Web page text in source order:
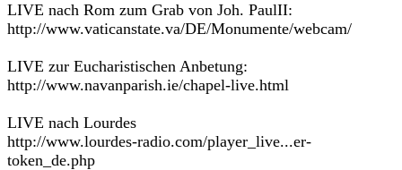
LIVE nach Rom zum Grab von Joh. PaulII:
http://www.vaticanstate.va/DE/Monumente/webcam/
LIVE zur Eucharistischen Anbetung:
http://www.navanparish.ie/chapel-live.html
LIVE nach Lourdes
http://www.lourdes-radio.com/player_live...er-
token_de.php